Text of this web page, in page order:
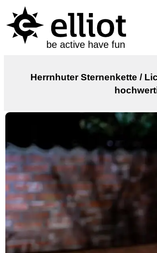
be active have fun
Herrnhuter Sternenkette /